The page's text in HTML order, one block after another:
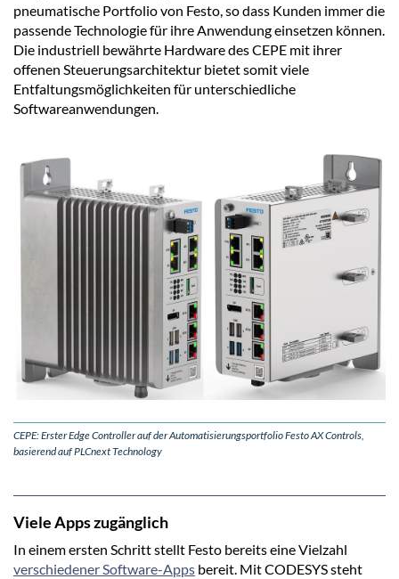
pneumatische Portfolio von Festo, so dass Kunden immer die
passende Technologie für ihre Anwendung einsetzen können.
Die industriell bewährte Hardware des CEPE mit ihrer
offenen Steuerungsarchitektur bietet somit viele
Entfaltungsmöglichkeiten für unterschiedliche
Softwareanwendungen.
CEPE: Erster Edge Controller auf der Automatisierungsportfolio Festo AX Controls,
basierend auf PLCnext Technology
Viele Apps zugänglich
In einem ersten Schritt stellt Festo bereits eine Vielzahl
verschiedener Software-Apps bereit. Mit CODESYS steht